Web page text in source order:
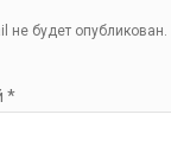
не будет опубликован.
*